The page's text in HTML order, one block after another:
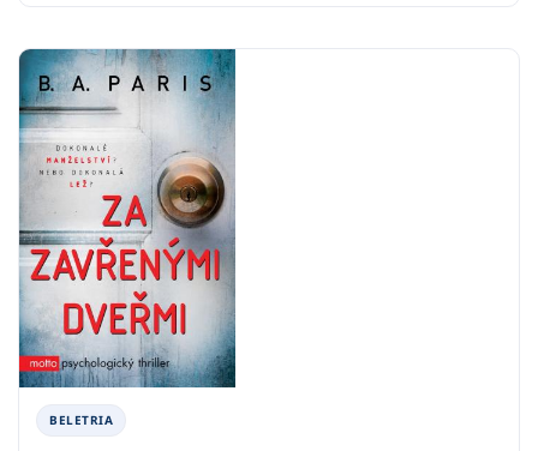
BELETRIA